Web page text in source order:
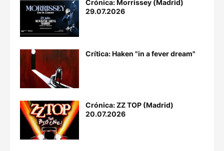
Crónica: Morrissey (Madrid)
29.07.2026
Crítica: Haken "in a fever dream"
Crónica: ZZ TOP (Madrid)
20.07.2026